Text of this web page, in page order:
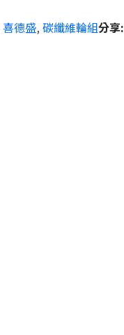
喜德盛, 碳纖維輪組分享: